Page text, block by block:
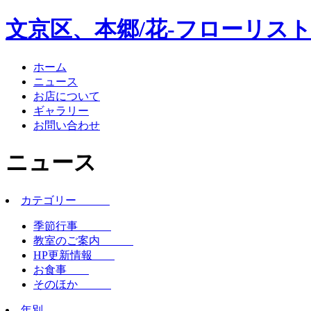
文京区、本郷/花-フローリス
ホーム
ニュース
お店について
ギャラリー
お問い合わせ
ニュース
カテゴリー
季節行事
教室のご案内
HP更新情報
お食事
そのほか